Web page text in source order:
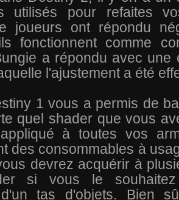
utilisés pour refaites
joueurs ont répondu
fonctionnent comme
a répondu avec une
l'ajustement a été
1 vous a permis de
quel shader que vous
à toutes vos
des consommables à
devrez acquérir à
si vous le
d'un tas d'objets. Bien